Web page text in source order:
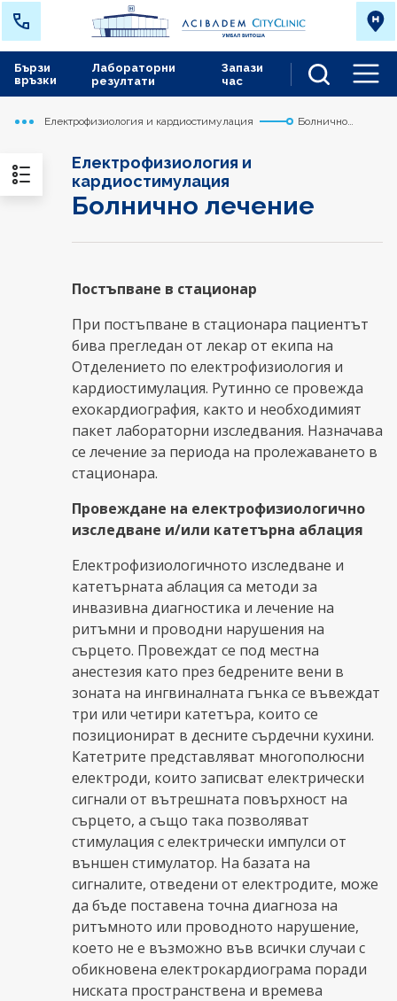
Лабораторни
резултати
Запази
час
Бързи
връзки
Начало
Сърдечно съдов център
Медицински дейности
Електрофизиология и кардиостимулация
Болнично
Електрофизиология и
кардиостимулация
Болнично лечение
Постъпване в стационар
При постъпване в стационара пациентът
бива прегледан от лекар от екипа на
Отделението по електрофизиология и
кардиостимулация. Рутинно се провежда
ехокардиография, както и необходимият
пакет лабораторни изследвания. Назначава
се лечение за периода на пролежаването в
стационара.
Провеждане на електрофизиологично
изследване и/или катетърна аблация
Електрофизиологичното изследване и
катетърната аблация са методи за
инвазивна диагностика и лечение на
ритъмни и проводни нарушения на
сърцето. Провеждат се под местна
анестезия като през бедрените вени в
зоната на ингвиналната гънка се въвеждат
три или четири катетъра, които се
позиционират в десните сърдечни кухини.
Катетрите представляват многополюсни
електроди, които записват електрически
сигнали от вътрешната повърхност на
сърцето, а също така позволяват
стимулация с електрически импулси от
външен стимулатор. На базата на
сигналите, отведени от електродите, може
да бъде поставена точна диагноза на
ритъмното или проводното нарушение,
което не е възможно във всички случаи с
обикновена електрокардиограма поради
ниската пространствена и времева